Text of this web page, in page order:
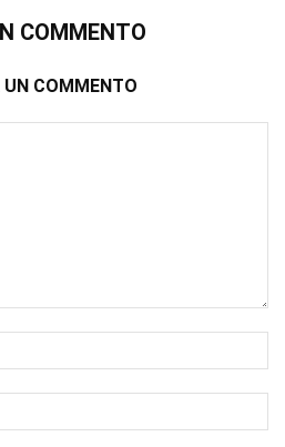
COMMENTO
COMMENTO